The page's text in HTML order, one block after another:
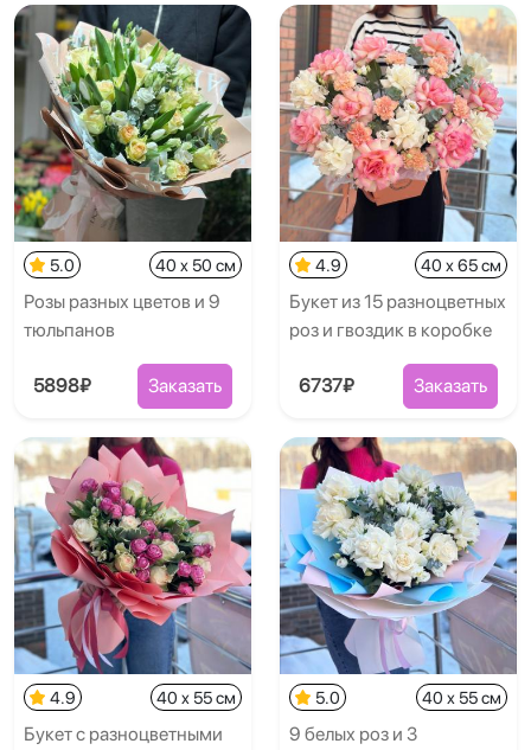
5.0 40 x 50 см
Розы разных цветов и 9
тюльпанов
5898₽ Заказать
4.9 40 x 65 см
Букет из 15 разноцветных
роз и гвоздик в коробке
6737₽ Заказать
4.9 40 x 55 см
Букет с разноцветными
5.0 40 x 55 см
9 белых роз и 3